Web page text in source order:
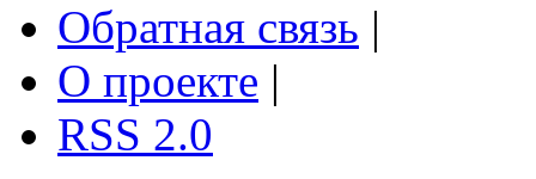
Обратная связь |
О проекте |
RSS 2.0